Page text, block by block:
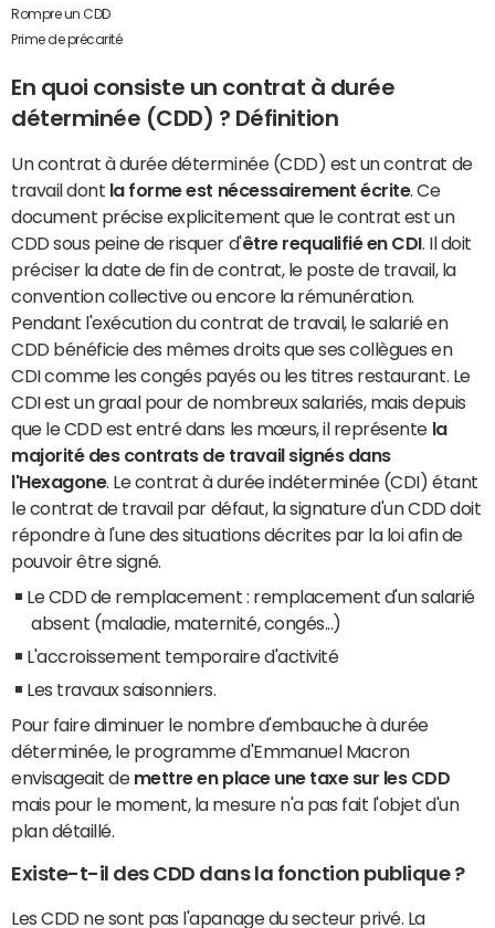
Rompre un CDD
Prime de précarité
En quoi consiste un contrat à durée
déterminée (CDD) ? Définition
Un contrat à durée déterminée (CDD) est un contrat de
travail dont la forme est nécessairement écrite. Ce
document précise explicitement que le contrat est un
CDD sous peine de risquer d'être requalifié en CDI . Il doit
préciser la date de fin de contrat, le poste de travail, la
convention collective ou encore la rémunération.
Pendant l'exécution du contrat de travail, le salarié en
CDD bénéficie des mêmes droits que ses collègues en
CDI comme les congés payés ou les titres restaurant. Le
CDI est un graal pour de nombreux salariés, mais depuis
que le CDD est entré dans les mœurs, il représente la
majorité des contrats de travail signés dans
l'Hexagone. Le contrat à durée indéterminée (CDI) étant
le contrat de travail par défaut, la signature d'un CDD doit
répondre à l'une des situations décrites par la loi afin de
pouvoir être signé.
Le CDD de remplacement : remplacement d'un salarié
absent (maladie, maternité, congés...)
L'accroissement temporaire d'activité
Les travaux saisonniers.
Pour faire diminuer le nombre d'embauche à durée
déterminée, le programme d'Emmanuel Macron
envisageait de mettre en place une taxe sur les CDD
mais pour le moment, la mesure n'a pas fait l'objet d'un
plan détaillé.
Existe-t-il des CDD dans la fonction publique ?
Les CDD ne sont pas l'apanage du secteur privé. La